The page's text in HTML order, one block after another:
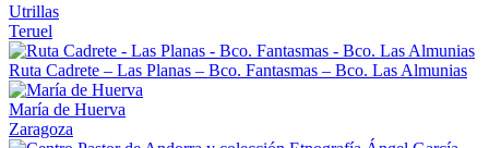
Utrillas
Teruel
Ruta Cadrete – Las Planas – Bco. Fantasmas – Bco. Las Almunias
María de Huerva
Zaragoza